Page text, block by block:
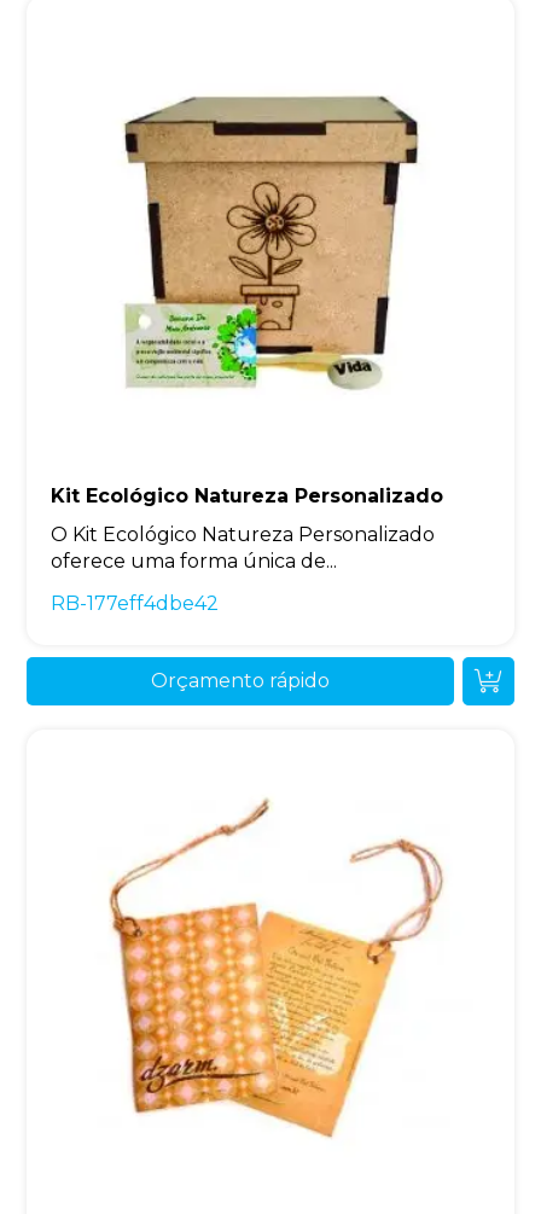
Kit Ecológico Natureza Personalizado
O Kit Ecológico Natureza Personalizado
oferece uma forma única de...
RB-177eff4dbe42
Orçamento rápido